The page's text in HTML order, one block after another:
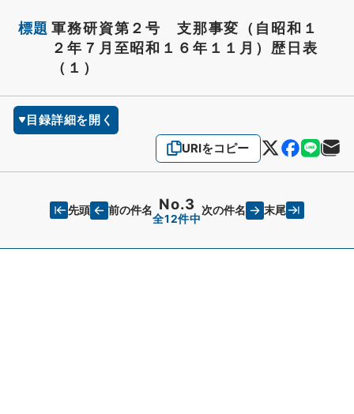
標題 軍務研資第２号 支那事変（自昭和１
２年７月至昭和１６年１１月）歴日表
（１）
目録詳細を開く
URIをコピー
先頭 前の件名 No.3
全12件中
次の件名 末尾